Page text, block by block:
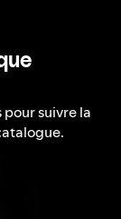
suivre la